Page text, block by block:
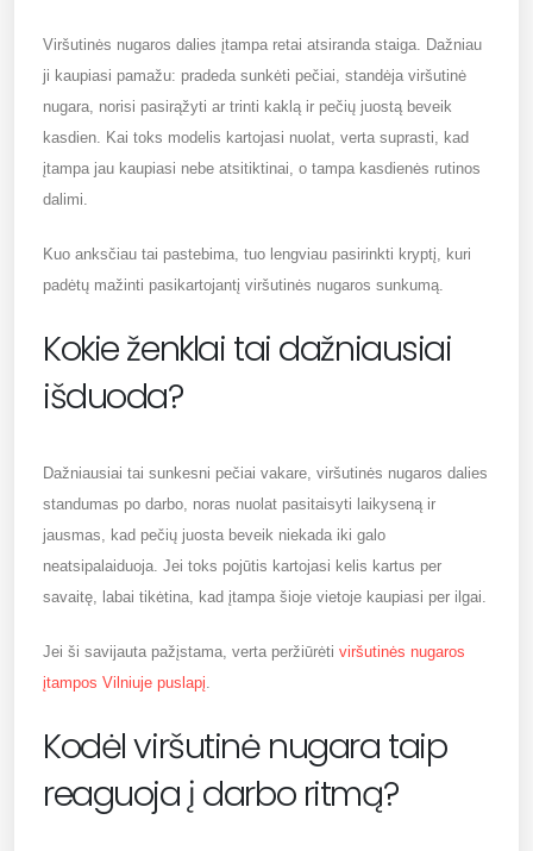
Viršutinės nugaros dalies įtampa retai atsiranda staiga. Dažniau
ji kaupiasi pamažu: pradeda sunkėti pečiai, standėja viršutinė
nugara, norisi pasirąžyti ar trinti kaklą ir pečių juostą beveik
kasdien. Kai toks modelis kartojasi nuolat, verta suprasti, kad
įtampa jau kaupiasi nebe atsitiktinai, o tampa kasdienės rutinos
dalimi.
Kuo anksčiau tai pastebima, tuo lengviau pasirinkti kryptį, kuri
padėtų mažinti pasikartojantį viršutinės nugaros sunkumą.
Kokie ženklai tai dažniausiai
išduoda?
Dažniausiai tai sunkesni pečiai vakare, viršutinės nugaros dalies
standumas po darbo, noras nuolat pasitaisyti laikyseną ir
jausmas, kad pečių juosta beveik niekada iki galo
neatsipalaiduoja. Jei toks pojūtis kartojasi kelis kartus per
savaitę, labai tikėtina, kad įtampa šioje vietoje kaupiasi per ilgai.
Jei ši savijauta pažįstama, verta peržiūrėti viršutinės nugaros
įtampos Vilniuje puslapį
Kodėl viršutinė nugara taip
reaguoja į darbo ritmą?